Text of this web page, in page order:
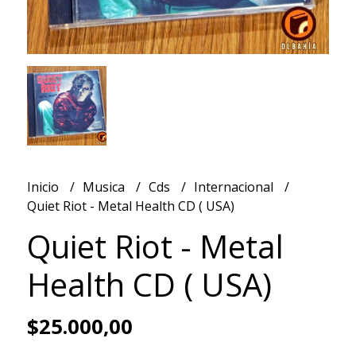
Inicio Musica Cds
Internacional
Quiet Riot - Metal Health CD ( USA)
Quiet Riot - Metal
Health CD ( USA)
$25.000,00